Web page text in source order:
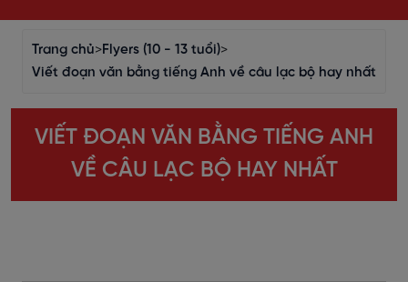
Trang chủ>Flyers (10 - 13 tuổi)>
Viết đoạn văn bằng tiếng Anh về câu lạc bộ hay nhất
VIẾT ĐOẠN VĂN BẰNG TIẾNG ANH
VỀ CÂU LẠC BỘ HAY NHẤT